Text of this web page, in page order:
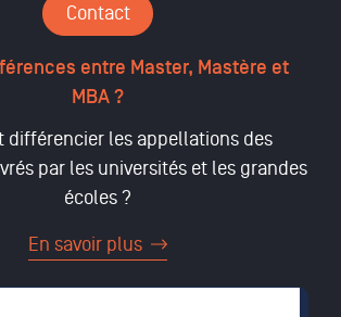
Contact
entre Master, Mastère et
MBA ?
différencier les appellations des
par les universités et les grandes
écoles ?
En savoir plus